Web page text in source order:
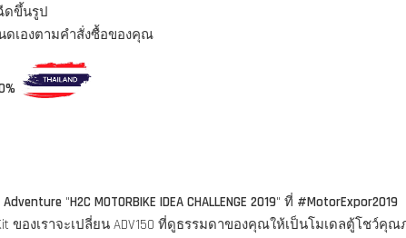
ดขึ้นรูป
นดเองตามคำสั่งซื้อของคุณ
Adventure "H2C MOTORBIKE IDEA CHALLENGE 2019" ที่ #MotorExpor2019
ของเราจะเปลี่ยน ADV150 ที่ดูธรรมดาของคุณให้เป็นโมเดลตู้โช